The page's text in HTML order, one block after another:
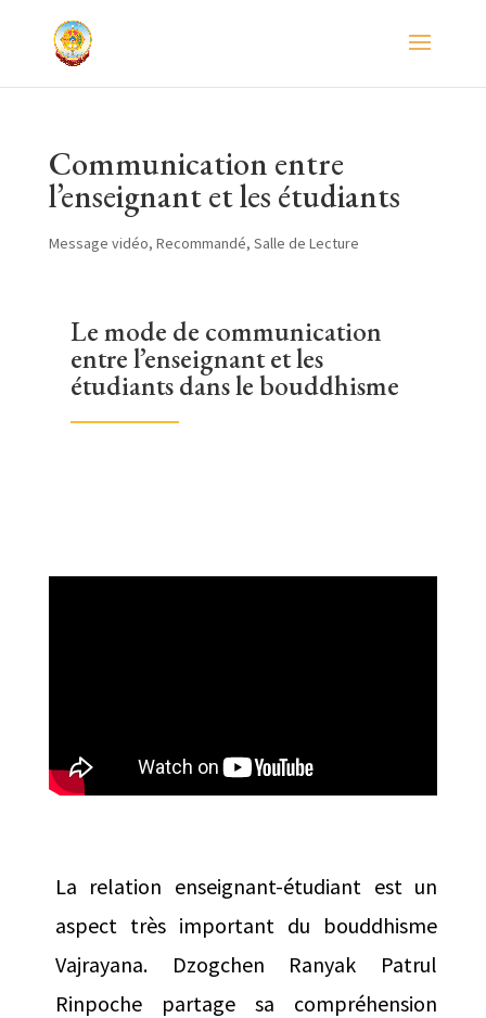
Communication entre
l’enseignant et les étudiants
Message vidéo, Recommandé, Salle de Lecture
Le mode de communication
entre l’enseignant et les
étudiants dans le bouddhisme
La relation enseignant-étudiant est un
aspect très important du bouddhisme
Vajrayana. Dzogchen Ranyak Patrul
Rinpoche partage sa compréhension